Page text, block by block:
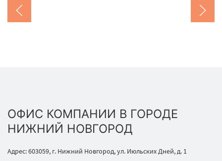
ОФИС КОМПАНИИ В ГОРОДЕ
НИЖНИЙ НОВГОРОД
Адрес: 603059, г. Нижний Новгород, ул. Июльских Дней, д. 1